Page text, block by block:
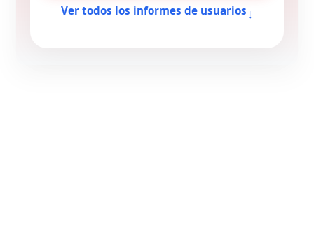
Ver todos los informes de usuarios ↓